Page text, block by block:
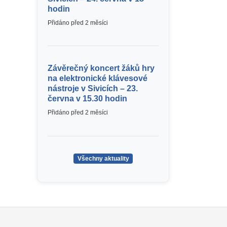
hodin
Přidáno před 2 měsíci
Závěrečný koncert žáků hry
na elektronické klávesové
nástroje v Sivicích – 23.
června v 15.30 hodin
Přidáno před 2 měsíci
Všechny aktuality